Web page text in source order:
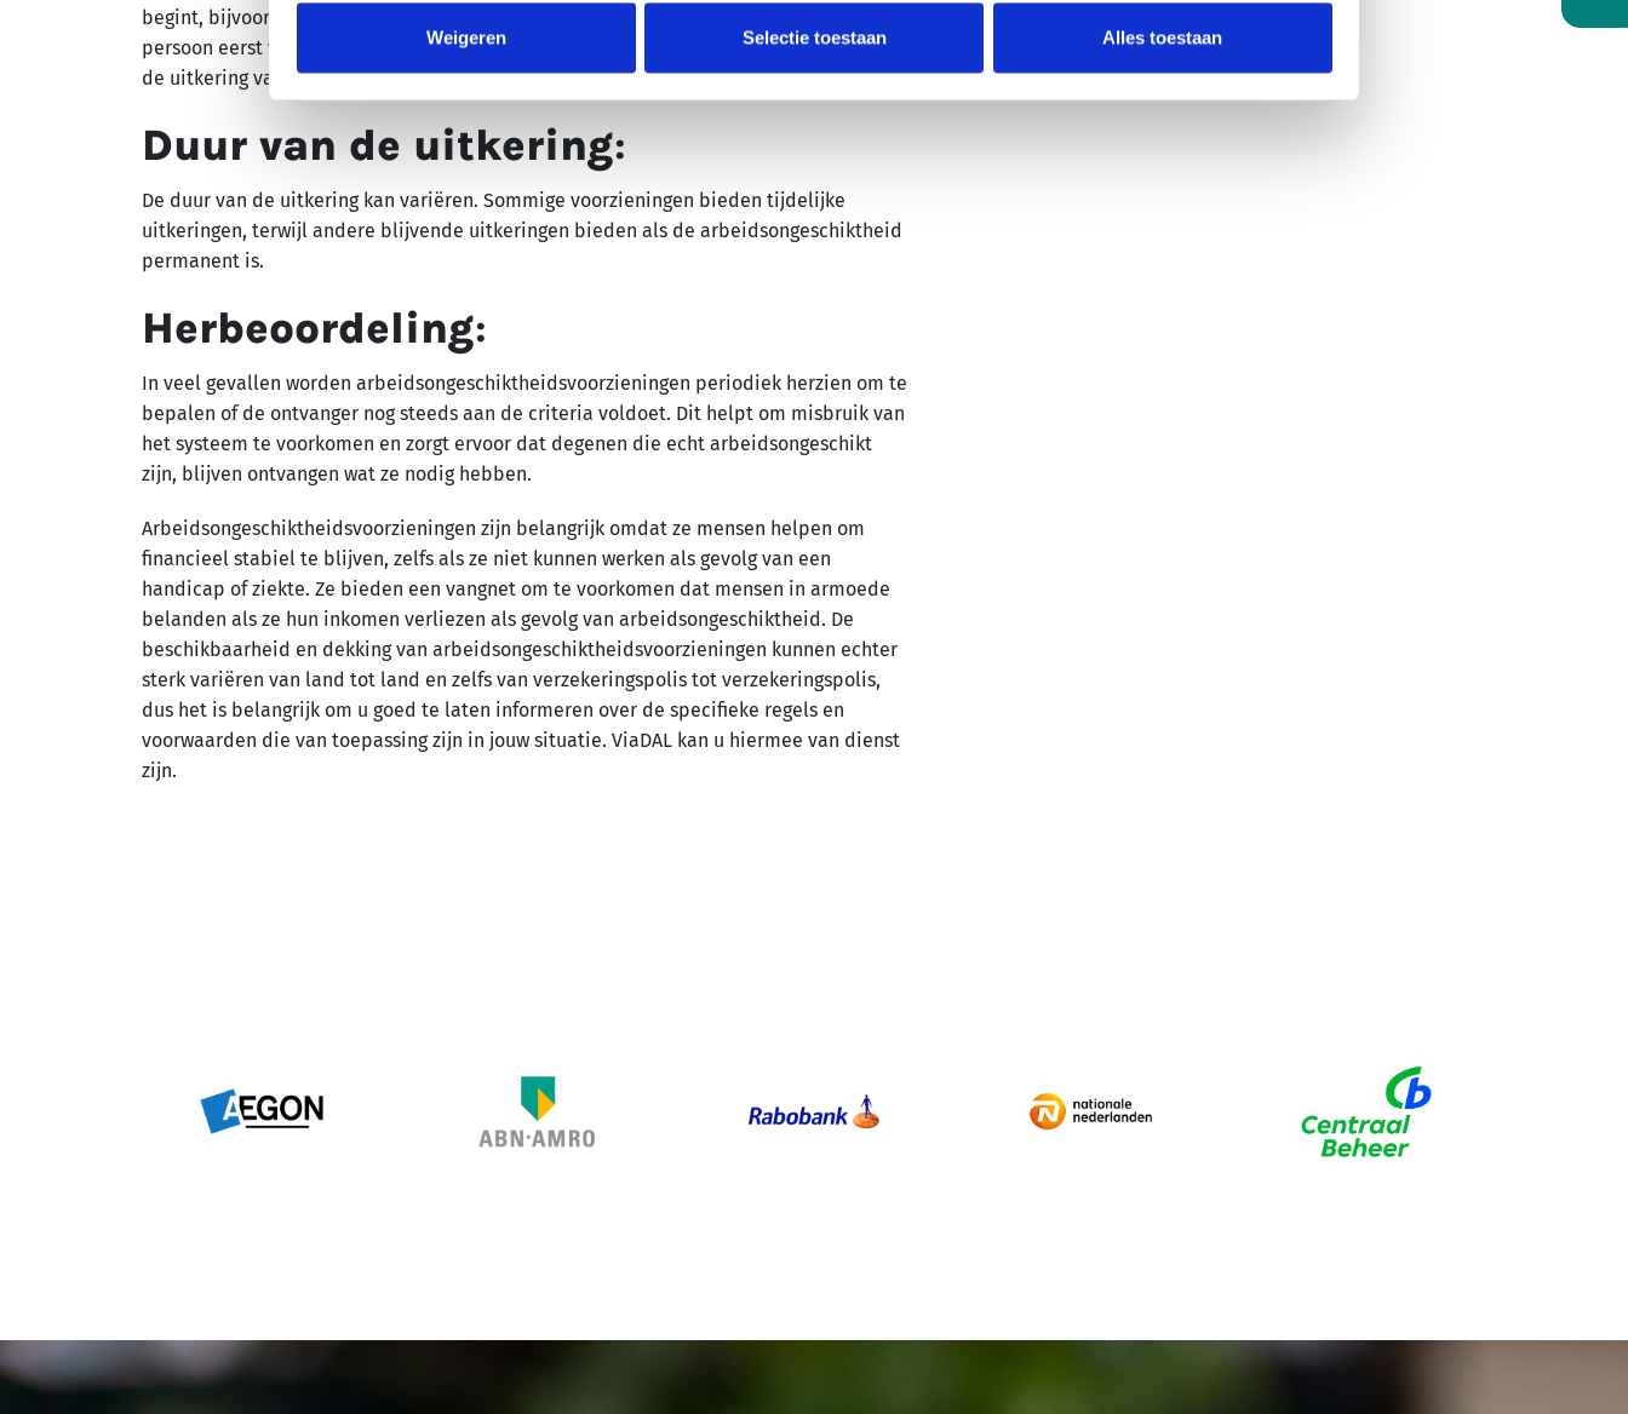
Weigeren Selectie toestaan Alles toestaan
begint, bijvoorbeeld enkele weken of maanden. Dit is het eigen risico waarbij de
persoon eerst verantwoordelijk is voor zijn of haar eigen financiële middelen voordat
de uitkering van kracht wordt.
Duur van de uitkering:
De duur van de uitkering kan variëren. Sommige voorzieningen bieden tijdelijke
uitkeringen, terwijl andere blijvende uitkeringen bieden als de arbeidsongeschiktheid
permanent is.
Herbeoordeling:
In veel gevallen worden arbeidsongeschiktheidsvoorzieningen periodiek herzien om te
bepalen of de ontvanger nog steeds aan de criteria voldoet. Dit helpt om misbruik van
het systeem te voorkomen en zorgt ervoor dat degenen die echt arbeidsongeschikt
zijn, blijven ontvangen wat ze nodig hebben.
Arbeidsongeschiktheidsvoorzieningen zijn belangrijk omdat ze mensen helpen om
financieel stabiel te blijven, zelfs als ze niet kunnen werken als gevolg van een
handicap of ziekte. Ze bieden een vangnet om te voorkomen dat mensen in armoede
belanden als ze hun inkomen verliezen als gevolg van arbeidsongeschiktheid. De
beschikbaarheid en dekking van arbeidsongeschiktheidsvoorzieningen kunnen echter
sterk variëren van land tot land en zelfs van verzekeringspolis tot verzekeringspolis,
dus het is belangrijk om u goed te laten informeren over de specifieke regels en
voorwaarden die van toepassing zijn in jouw situatie. ViaDAL kan u hiermee van dienst
zijn.